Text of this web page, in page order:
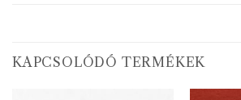
KAPCSOLÓDÓ TERMÉKEK